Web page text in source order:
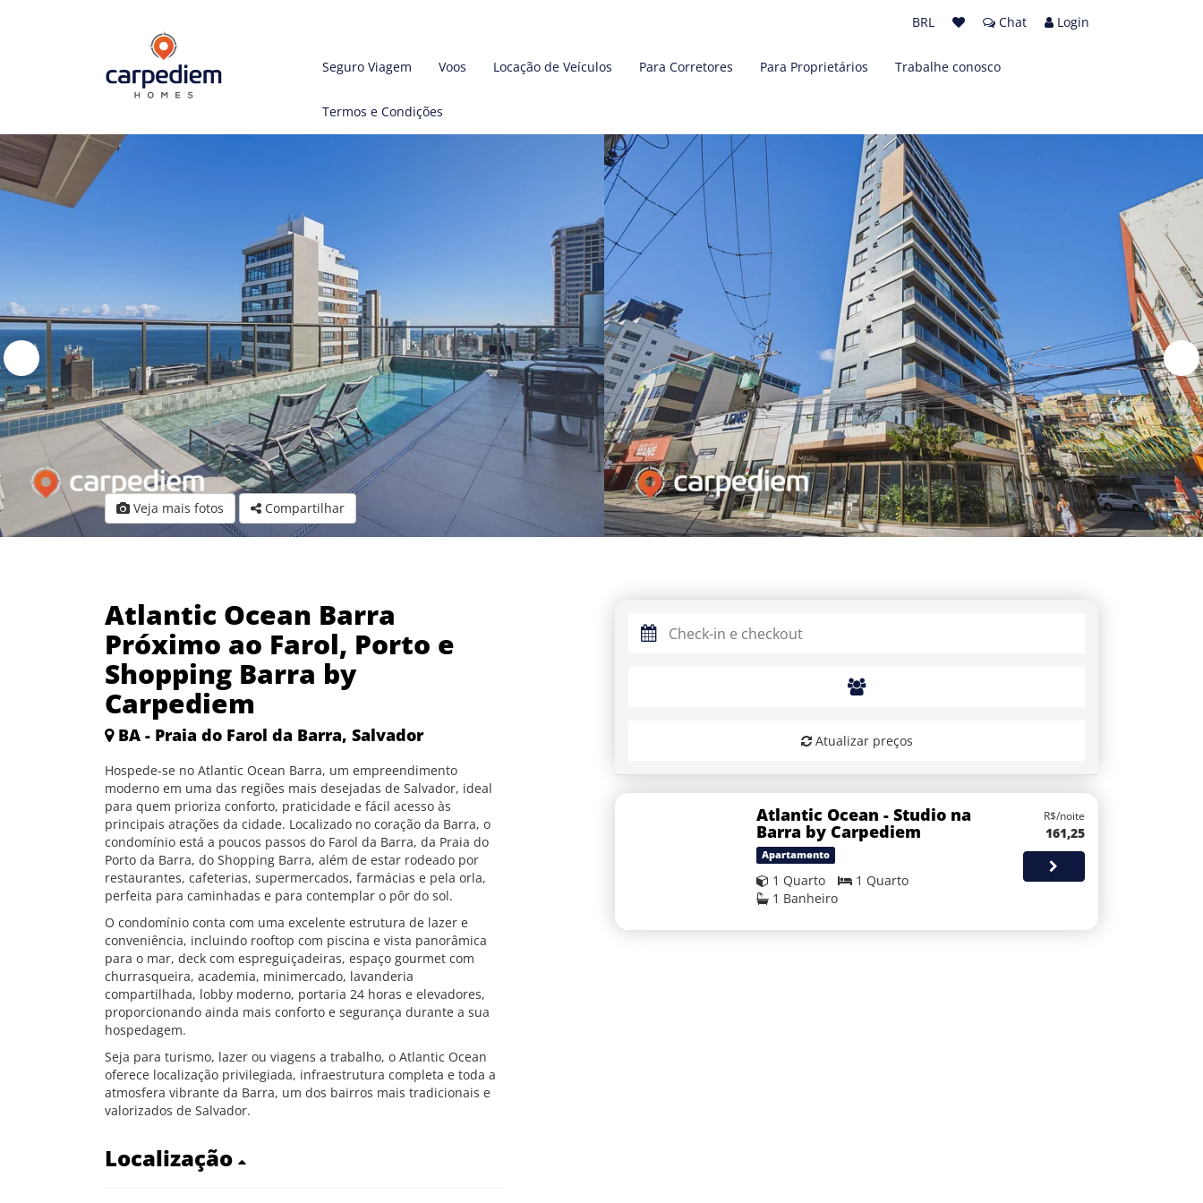
BRL Chat Login
Seguro Viagem Voos Locação de Veículos Para Corretores Para Proprietários Trabalhe conosco
Termos e Condições
Veja mais fotos Compartilhar
Atlantic Ocean Barra
Próximo ao Farol, Porto e
Shopping Barra by
Carpediem
BA - Praia do Farol da Barra, Salvador
Hospede-se no Atlantic Ocean Barra, um empreendimento
moderno em uma das regiões mais desejadas de Salvador, ideal
para quem prioriza conforto, praticidade e fácil acesso às
principais atrações da cidade. Localizado no coração da Barra, o
condomínio está a poucos passos do Farol da Barra, da Praia do
Porto da Barra, do Shopping Barra, além de estar rodeado por
restaurantes, cafeterias, supermercados, farmácias e pela orla,
perfeita para caminhadas e para contemplar o pôr do sol.
O condomínio conta com uma excelente estrutura de lazer e
conveniência, incluindo rooftop com piscina e vista panorâmica
para o mar, deck com espreguiçadeiras, espaço gourmet com
churrasqueira, academia, minimercado, lavanderia
compartilhada, lobby moderno, portaria 24 horas e elevadores,
proporcionando ainda mais conforto e segurança durante a sua
hospedagem.
Seja para turismo, lazer ou viagens a trabalho, o Atlantic Ocean
oferece localização privilegiada, infraestrutura completa e toda a
atmosfera vibrante da Barra, um dos bairros mais tradicionais e
valorizados de Salvador.
Localização
Atualizar preços
Atlantic Ocean - Studio na
Barra by Carpediem
Apartamento
1 Quarto
1 Quarto
1 Banheiro
R$/noite
161,25